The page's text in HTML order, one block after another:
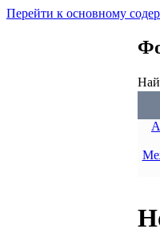
Перейти к основному